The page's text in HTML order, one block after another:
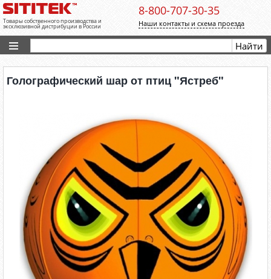
8-800-707-30-35
Товары собственного производства и
эксклюзивной дистрибуции в России Наши контакты и схема проезда
Голографический шар от птиц "Ястреб"